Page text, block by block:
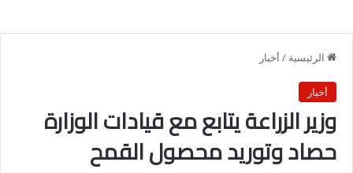
الرئيسية / أخبار
أخبار
وزير الزراعة يتابع مع قيادات الوزارة
حصاد وتوريد محصول القمح